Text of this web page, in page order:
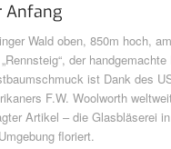
Anfang
Wald oben, 850m hoch,
der
ist Dank des
F.W. Woolworth
Artikel – die Glasbläserei
floriert.